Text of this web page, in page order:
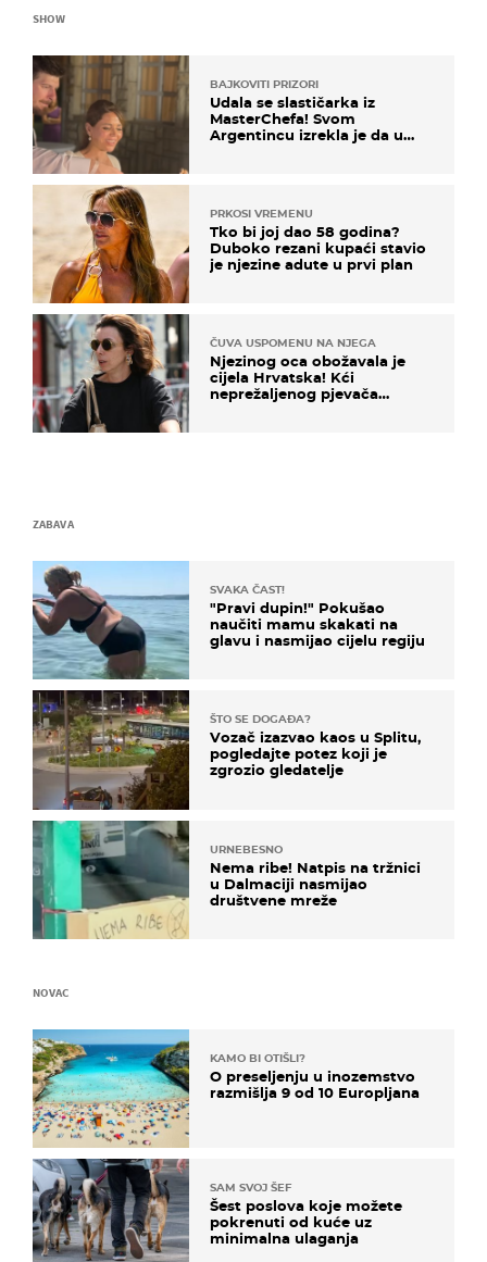
SHOW
BAJKOVITI PRIZORI
Udala se slastičarka iz
MasterChefa! Svom
Argentincu izrekla je da u
PRKOSI VREMENU
Tko bi joj dao 58 godina?
Duboko rezani kupaći stavio
je njezine adute u prvi plan
ČUVA USPOMENU NA NJEGA
Njezinog oca obožavala je
cijela Hrvatska! Kći
neprežaljenog pjevača
ZABAVA
SVAKA ČAST!
"Pravi dupin!" Pokušao
naučiti mamu skakati na
glavu i nasmijao cijelu regiju
ŠTO SE DOGAĐA?
Vozač izazvao kaos u Splitu,
pogledajte potez koji je
zgrozio gledatelje
URNEBESNO
Nema ribe! Natpis na tržnici
u Dalmaciji nasmijao
društvene mreže
NOVAC
KAMO BI OTIŠLI?
O preseljenju u inozemstvo
razmišlja 9 od 10 Europljana
SAM SVOJ ŠEF
Šest poslova koje možete
pokrenuti od kuće uz
minimalna ulaganja